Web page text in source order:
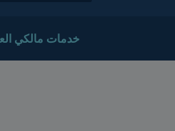
خدمات مالكي